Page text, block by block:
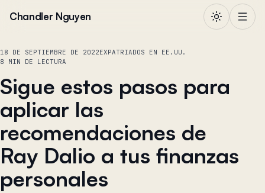
Chandler Nguyen
18 DE SEPTIEMBRE DE 2022EXPATRIADOS EN EE.UU.
8 MIN DE LECTURA
Sigue estos pasos para
aplicar las
recomendaciones de
Ray Dalio a tus finanzas
personales